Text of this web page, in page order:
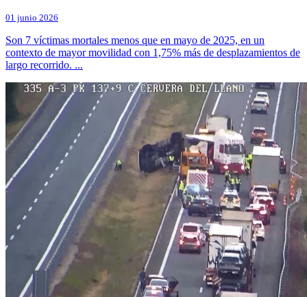
01 junio 2026
Son 7 víctimas mortales menos que en mayo de 2025, en un
contexto de mayor movilidad con 1,75% más de desplazamientos de
largo recorrido. ...